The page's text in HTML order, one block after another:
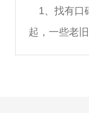
性的安荃技
1、找有
起，一些老
入了，这时